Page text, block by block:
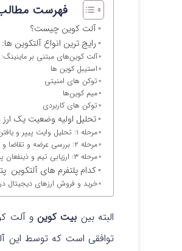
فهرست
آلت کوین چیست؟
رایج ترین انواع آلتکوین ها:
آلت کوین‌های مبتنی بر ماینینگ:
استیبل کوین ها
توکن های امنیتی
میم کوین‌ها
توکن های کاربردی
تحلیل اولیه وضعیت یک
مرحله ۱: تحلیل وایت پیپر و یافتن ارزش پیشنهادی
مرحله ۲: بررسی عرضه و تقاضا و عرضه پایدار
مرحله ۳: ارزیابی تیم و ذینفعان پشت پروژه
کدام پلتفرم های آلتکوین
خرید و فروش ارزهای دیجیتال
البته بین بیت کوینو آلت
توافقی است که توسط این